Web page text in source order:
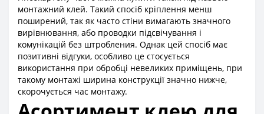
монтажний клей. Такий спосіб кріплення менш
поширений, так як часто стіни вимагають значного
вирівнювання, або проводки підсвічування і
комунікацій без штробления. Однак цей спосіб має
позитивні відгуки, особливо це стосується
використання при обробці невеликих приміщень, при
такому монтажі ширина конструкції значно нижче,
скорочується час монтажу.